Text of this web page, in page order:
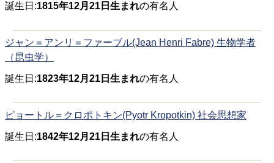
誕生日:1815年12月21日生まれの有名人
ジャン＝アンリ＝ファーブル(Jean Henri Fabre) 生物学者
（昆虫学）
誕生日:1823年12月21日生まれの有名人
ピョートル＝クロポトキン(Pyotr Kropotkin) 社会思想家
誕生日:1842年12月21日生まれの有名人